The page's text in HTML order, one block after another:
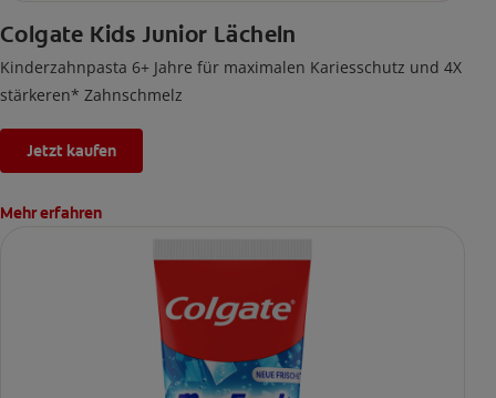
Colgate Kids Junior Lächeln
Kinderzahnpasta 6+ Jahre für maximalen Kariesschutz und 4X
stärkeren* Zahnschmelz
Jetzt kaufen
Mehr erfahren